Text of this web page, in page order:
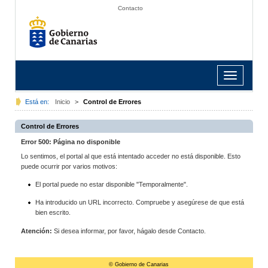
Contacto
Toggle
navigation
Está en: Inicio > Control de Errores
Control de Errores
Error 500: Página no disponible
Lo sentimos, el portal al que está intentado acceder no está disponible. Esto
puede ocurrir por varios motivos:
El portal puede no estar disponible "Temporalmente".
Ha introducido un URL incorrecto. Compruebe y asegúrese de que está
bien escrito.
Atención: Si desea informar, por favor, hágalo desde Contacto.
© Gobierno de Canarias